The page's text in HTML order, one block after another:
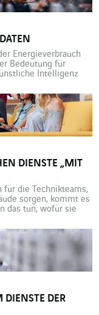
Energieverbrauch
Bedeutung für
Intelligenz
Schranken,
werden Sensoren
analysieren und
DIENSTE „MIT
für die Technikteams,
sorgen, kommt es
das tun, wofür sie
Rolle spielen…
so […]
DIENSTE DER